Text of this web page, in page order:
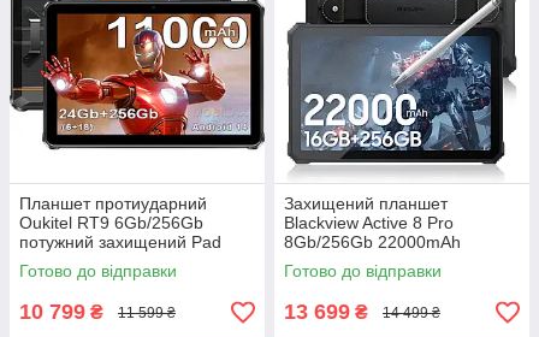
Планшет протиударний
Oukitel RT9 6Gb/256Gb
потужний захищений Pad
Готово до відправки
10 799 ₴ 11 599 ₴
Захищений планшет
Blackview Active 8 Pro
8Gb/256Gb 22000mAh
батарея 5G Pad 2 Sim
Готово до відправки
13 699 ₴ 14 499 ₴